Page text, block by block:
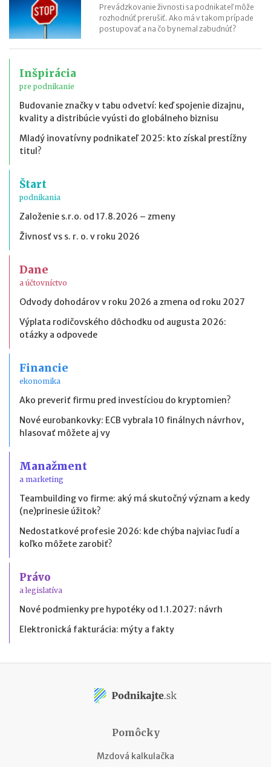
Prevádzkovanie živnosti sa podnikateľ môže
rozhodnúť prerušiť. Ako má v takom prípade
postupovať a na čo by nemal zabudnúť?
Inšpirácia
pre podnikanie
Budovanie značky v tabu odvetví: keď spojenie dizajnu,
kvality a distribúcie vyústi do globálneho biznisu
Mladý inovatívny podnikateľ 2025: kto získal prestížny
titul?
Štart
podnikania
Založenie s.r.o. od 17.8.2026 – zmeny
Živnosť vs s. r. o. v roku 2026
Dane
a účtovníctvo
Odvody dohodárov v roku 2026 a zmena od roku 2027
Výplata rodičovského dôchodku od augusta 2026:
otázky a odpovede
Financie
ekonomika
Ako preveriť firmu pred investíciou do kryptomien?
Nové eurobankovky: ECB vybrala 10 finálnych návrhov,
hlasovať môžete aj vy
Manažment
a marketing
Teambuilding vo firme: aký má skutočný význam a kedy
(ne)prinesie úžitok?
Nedostatkové profesie 2026: kde chýba najviac ľudí a
koľko môžete zarobiť?
Právo
a legislatíva
Nové podmienky pre hypotéky od 1.1.2027: návrh
Elektronická fakturácia: mýty a fakty
Pomôcky
Mzdová kalkulačka